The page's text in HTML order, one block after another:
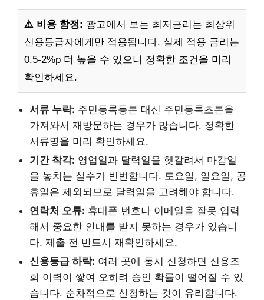
⚠️ 비용 함정: 광고에서 보는 최저금리는 최상위
신용등급자에게만 적용됩니다. 실제 적용 금리는
0.5-2%p 더 높을 수 있으니 정확한 조건을 미리
확인하세요.
서류 누락: 주민등록등본 대신 주민등록초본을
가져와서 재방문하는 경우가 많습니다. 정확한
서류명을 미리 확인하세요.
기간 착각: 영업일과 달력일을 헷갈려서 마감일
을 놓치는 실수가 빈번합니다. 토요일, 일요일, 공
휴일은 제외되므로 달력일을 고려해야 합니다.
연락처 오류: 휴대폰 번호나 이메일을 잘못 입력
해서 중요한 안내를 받지 못하는 경우가 있습니
다. 제출 전 반드시 재확인하세요.
신용등급 하락: 여러 곳에 동시 신청하면 신용조
회 이력이 쌓여 오히려 승인 확률이 떨어질 수 있
습니다. 순차적으로 신청하는 것이 유리합니다.